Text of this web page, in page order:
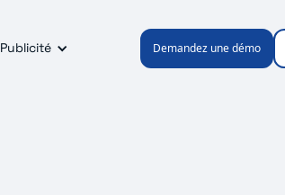
Publicité Demandez une démo